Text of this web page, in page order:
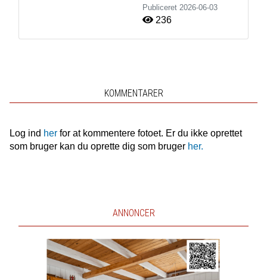
Publiceret 2026-06-03
236
KOMMENTARER
Log ind herfor at kommentere fotoet. Er du ikke oprettet
som bruger kan du oprette dig som bruger her.
ANNONCER